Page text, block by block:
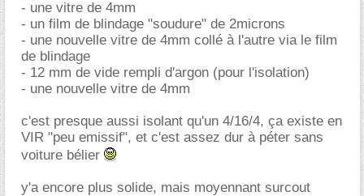
- une vitre de 4mm
- un film de blindage "soudure" de 2microns
- une nouvelle vitre de 4mm collé à l'autre via le film
de blindage
- 12 mm de vide rempli d'argon (pour l'isolation)
- une nouvelle vitre de 4mm
c'est presque aussi isolant qu'un 4/16/4, ça existe en
VIR "peu emissif", et c'est assez dur à péter sans
voiture bélier
y'a encore plus solide, mais moyennant surcout